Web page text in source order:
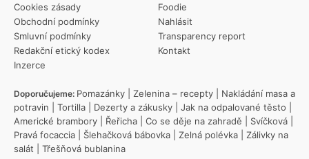
Cookies zásady
Obchodní podmínky
Smluvní podmínky
Redakční etický kodex
Inzerce
Foodie
Nahlásit
Transparency report
Kontakt
Doporučujeme: Pomazánky Zelenina – recepty
Nakládání masa a
potravin
Tortilla Dezerty a zákusky Jak na odpalované těsto
Americké brambory
Řeřicha Co se děje na zahradě Svíčková
Pravá focaccia
Šlehačková bábovka Zelná polévka
Zálivky na
salát
Třešňová bublanina